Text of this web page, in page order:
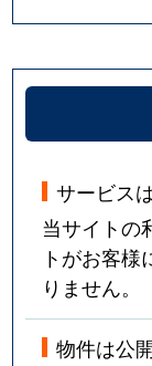
サービス
当サイトの
トがお客
りません。
物件は公